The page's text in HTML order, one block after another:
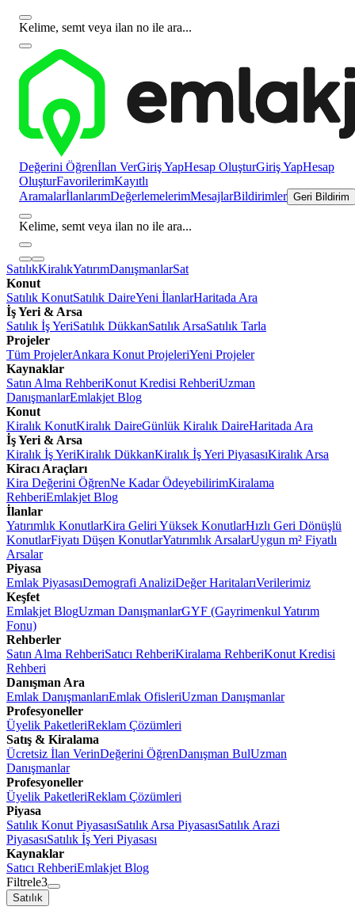
Kelime, semt veya ilan no ile ara...
Değerini Öğrenİlan VerGiriş YapHesap OluşturGiriş YapHesap
OluşturFavorilerimKayıtlı
AramalarİlanlarımDeğerlemelerimMesajlarBildirimler Geri Bildirim
Kelime, semt veya ilan no ile ara...
SatılıkKiralıkYatırımDanışmanlarSat
Konut
Satılık KonutSatılık DaireYeni İlanlarHaritada Ara
İş Yeri & Arsa
Satılık İş YeriSatılık DükkanSatılık ArsaSatılık Tarla
Projeler
Tüm ProjelerAnkara Konut ProjeleriYeni Projeler
Kaynaklar
Satın Alma RehberiKonut Kredisi RehberiUzman
DanışmanlarEmlakjet Blog
Konut
Kiralık KonutKiralık DaireGünlük Kiralık DaireHaritada Ara
İş Yeri & Arsa
Kiralık İş YeriKiralık DükkanKiralık İş Yeri PiyasasıKiralık Arsa
Kiracı Araçları
Kira Değerini ÖğrenNe Kadar ÖdeyebilirimKiralama
RehberiEmlakjet Blog
İlanlar
Yatırımlık KonutlarKira Geliri Yüksek KonutlarHızlı Geri Dönüşlü
KonutlarFiyatı Düşen KonutlarYatırımlık ArsalarUygun m² Fiyatlı
Arsalar
Piyasa
Emlak PiyasasıDemografi AnaliziDeğer HaritalarıVerilerimiz
Keşfet
Emlakjet BlogUzman DanışmanlarGYF (Gayrimenkul Yatırım
Fonu)
Rehberler
Satın Alma RehberiSatıcı RehberiKiralama RehberiKonut Kredisi
Rehberi
Danışman Ara
Emlak DanışmanlarıEmlak OfisleriUzman Danışmanlar
Profesyoneller
Üyelik PaketleriReklam Çözümleri
Satış & Kiralama
Ücretsiz İlan VerinDeğerini ÖğrenDanışman BulUzman
Danışmanlar
Profesyoneller
Üyelik PaketleriReklam Çözümleri
Piyasa
Satılık Konut PiyasasıSatılık Arsa PiyasasıSatılık Arazi
PiyasasıSatılık İş Yeri Piyasası
Kaynaklar
Satıcı RehberiEmlakjet Blog
Filtrele3
Satılık